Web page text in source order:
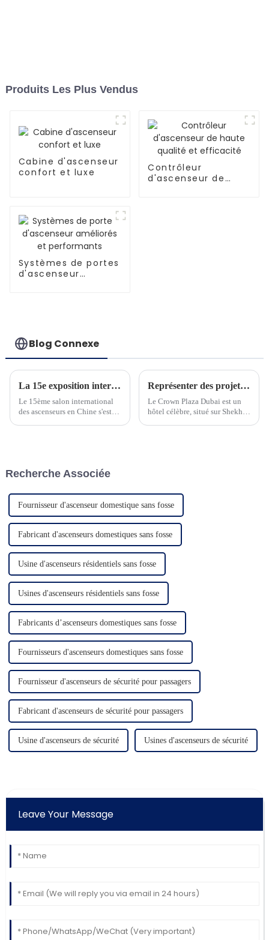
Produits Les Plus Vendus
Cabine d'ascenseur
confort et luxe
Contrôleur
d'ascenseur de
Systèmes de portes
d'ascenseur
Blog Connexe
La 15e exposition internationale chinoise des ascenseurs s'est tenue avec succès à Shanghai du 5 au 8 juillet 2023.
Le 15ème salon international
des ascenseurs en Chine s'est
Représenter des projets à Dubaï
Le Crown Plaza Dubai est un
hôtel célèbre, situé sur Shekh
Recherche Associée
Fournisseur d'ascenseur domestique sans fosse
Fabricant d'ascenseurs domestiques sans fosse
Usine d'ascenseurs résidentiels sans fosse
Usines d'ascenseurs résidentiels sans fosse
Fabricants d’ascenseurs domestiques sans fosse
Fournisseurs d'ascenseurs domestiques sans fosse
Fournisseur d'ascenseurs de sécurité pour passagers
Fabricant d'ascenseurs de sécurité pour passagers
Usine d'ascenseurs de sécurité Usines d'ascenseurs de sécurité
Leave Your Message